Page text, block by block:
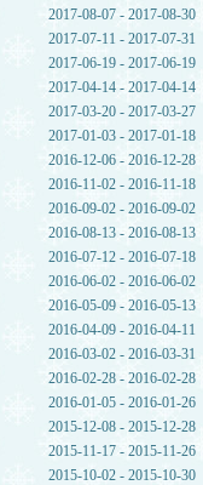
2017-08-07 - 2017-08-30
2017-07-11 - 2017-07-31
2017-06-19 - 2017-06-19
2017-04-14 - 2017-04-14
2017-03-20 - 2017-03-27
2017-01-03 - 2017-01-18
2016-12-06 - 2016-12-28
2016-11-02 - 2016-11-18
2016-09-02 - 2016-09-02
2016-08-13 - 2016-08-13
2016-07-12 - 2016-07-18
2016-06-02 - 2016-06-02
2016-05-09 - 2016-05-13
2016-04-09 - 2016-04-11
2016-03-02 - 2016-03-31
2016-02-28 - 2016-02-28
2016-01-05 - 2016-01-26
2015-12-08 - 2015-12-28
2015-11-17 - 2015-11-26
2015-10-02 - 2015-10-30